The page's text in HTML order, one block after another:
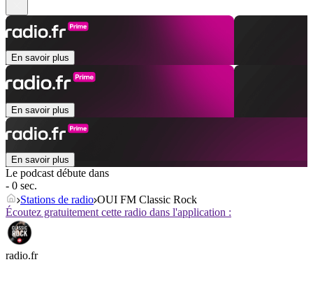
En savoir plus
En savoir plus
En savoir plus
Le podcast débute dans
- 0 sec.
Stations de radio OUI FM Classic Rock
Écoutez gratuitement cette radio dans l'application :
radio.fr